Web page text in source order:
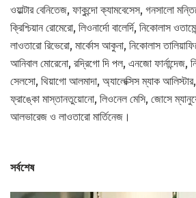
ওয়াল্টার বেনিতেজ, ফাকুন্দো ক্যামবেসেস, গনসালো
ক্রিশ্চিয়ান রোমেরো, লিওনার্দো বালের্দি, নিকোলাস
লাওতারো রিভেরো, মার্কোস আকুনা, নিকোলাস
আনিবাল মোরেনো, রদ্রিগো দি পল, এনজো ফার্নান্দেজ,
সেলসো, থিয়াগো আলমাদা, অ্যালেক্সিস ম্যাক
ফ্রাঙ্কো মাস্তানতুয়োনো, লিওনেল মেসি, জোসে
আলভারেজ ও লাওতারো মার্তিনেজ।
সর্বশেষ